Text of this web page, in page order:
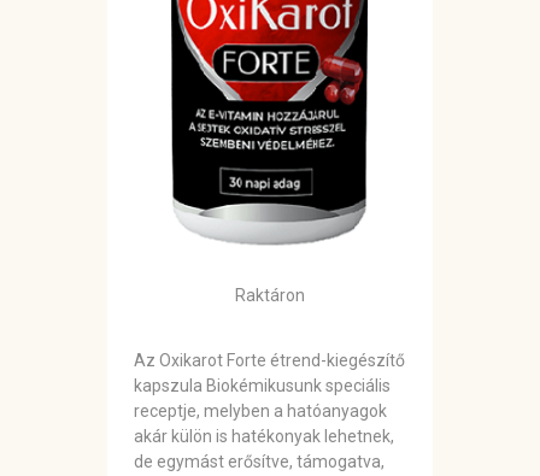
Raktáron
Az Oxikarot Forte étrend-kiegészítő
kapszula Biokémikusunk speciális
receptje, melyben a hatóanyagok
akár külön is hatékonyak lehetnek,
de egymást erősítve, támogatva,